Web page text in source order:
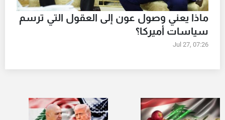
ماذا يعني وصول عون إلى العقول التي ترسم
سياسات أميركا؟
Jul 27, 07:26